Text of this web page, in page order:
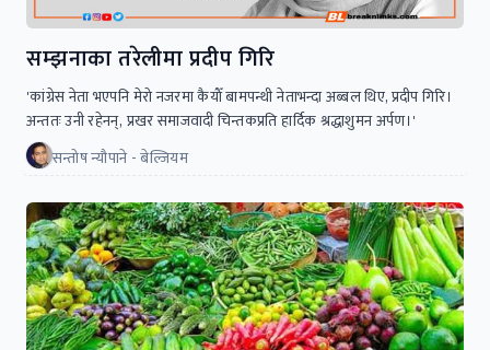
सम्झनाका तरेलीमा प्रदीप गिरि
'कांग्रेस नेता भएपनि मेरो नजरमा कैयाैँ बामपन्थी नेताभन्दा अब्बल थिए, प्रदीप गिरि।
अन्ततः उनी रहेनन्, प्रखर समाजवादी चिन्तकप्रति हार्दिक श्रद्धाशुमन अर्पण।'
सन्तोष न्यौपाने - बेल्जियम